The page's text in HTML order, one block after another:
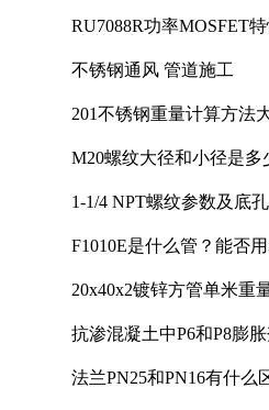
RU7088R功率MOSFET
不锈钢通风 管道施工
201不锈钢重量计算方法
M20螺纹大径和小径是多
1-1/4 NPT螺纹参数及底
F1010E是什么管？能否
20x40x2镀锌方管单米重
抗渗混凝土中P6和P8膨
法兰PN25和PN16有什么